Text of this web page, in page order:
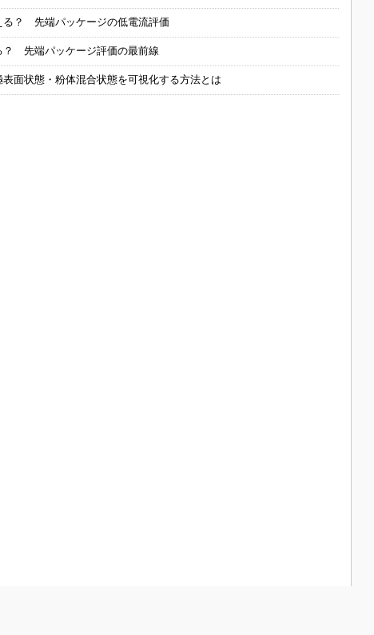
る？ 先端パッケージの低電流評価
？ 先端パッケージ評価の最前線
面状態・粉体混合状態を可視化する方法とは